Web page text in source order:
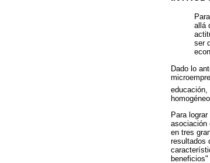
allá
ser
Dado lo
Para
asociación
en tres
resultados
beneficios"